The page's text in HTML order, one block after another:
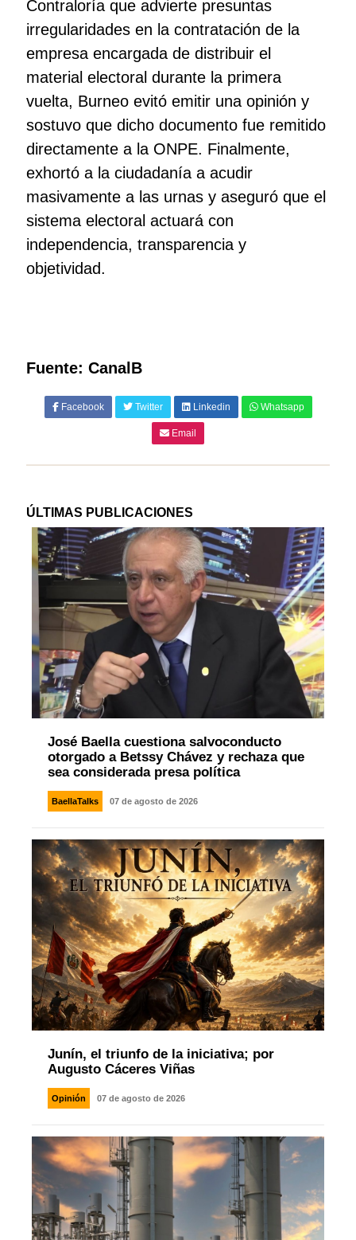
Contraloría que advierte presuntas
irregularidades en la contratación de la
empresa encargada de distribuir el
material electoral durante la primera
vuelta, Burneo evitó emitir una opinión y
sostuvo que dicho documento fue remitido
directamente a la ONPE. Finalmente,
exhortó a la ciudadanía a acudir
masivamente a las urnas y aseguró que el
sistema electoral actuará con
independencia, transparencia y
objetividad.
Fuente: CanalB
Facebook Twitter Linkedin Whatsapp
Email
ÚLTIMAS PUBLICACIONES
José Baella cuestiona salvoconducto
otorgado a Betssy Chávez y rechaza que
sea considerada presa política
BaellaTalks 07 de agosto de 2026
Junín, el triunfo de la iniciativa; por
Augusto Cáceres Viñas
Opinión 07 de agosto de 2026